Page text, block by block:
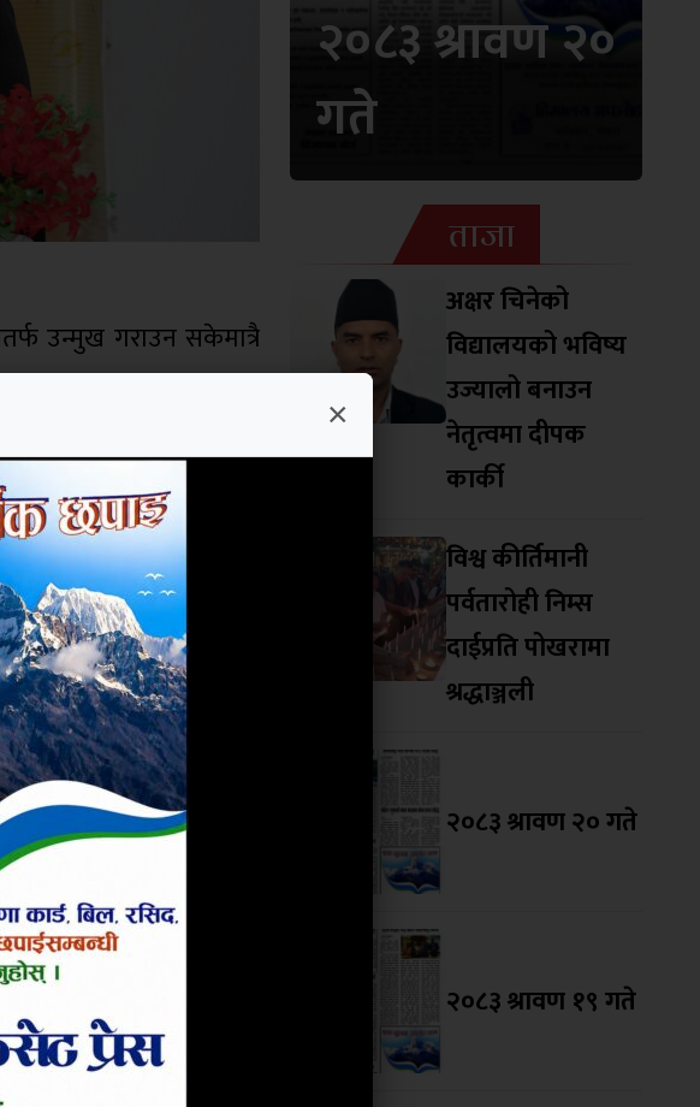
उन्मुख गराउन सकेमात्रै
सक्षम बनाउने
। अष्ट्रेलिया सरकारले
थियो । आगामी दिनमा
विचार तथा कार्यगत
। नेपालका स्थानीय
धारणा थियो ।
कृष्ण खाणले विश्वास
वर्षदेखि नै सहकार्य हुँदै
र अष्ट्रेलियाका
नगरपालिका तयार
गरेको इनोभेशन
दिनुभयो ।
२०८३ श्रावण २०
गते
ताजा
अक्षर चिनेको
विद्यालयको भविष्य
उज्यालो बनाउन
नेतृत्वमा दीपक
कार्की
विश्व कीर्तिमानी
पर्वतारोही निम्स
दाईप्रति पोखरामा
श्रद्धाञ्जली
२०८३ श्रावण २० गते
२०८३ श्रावण १९ गते
×